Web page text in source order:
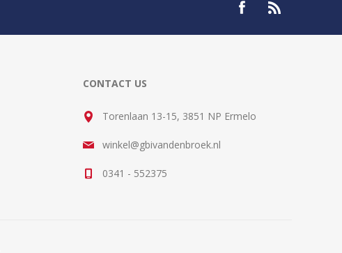
CONTACT US
Torenlaan 13-15, 3851 NP Ermelo
winkel@gbivandenbroek.nl
0341 - 552375